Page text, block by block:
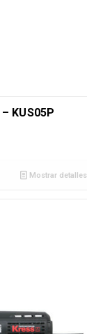
KUS05P
Mostrar detalles